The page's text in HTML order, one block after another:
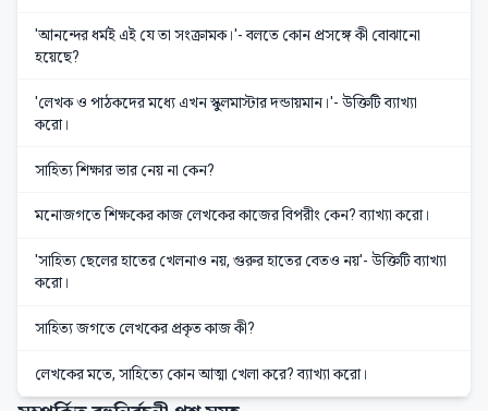
'আনন্দের ধর্মই এই যে তা সংক্রামক।'- বলতে কোন প্রসঙ্গে কী বোঝানো
হয়েছে?
'লেখক ও পাঠকদের মধ্যে এখন স্কুলমাস্টার দন্ডায়মান।'- উক্তিটি ব্যাখ্যা
করো।
সাহিত্য শিক্ষার ভার নেয় না কেন?
মনোজগতে শিক্ষকের কাজ লেখকের কাজের বিপরীং কেন? ব্যাখ্যা করো।
'সাহিত্য ছেলের হাতের খেলনাও নয়, গুরুর হাতের বেতও নয়'- উক্তিটি ব্যাখ্যা
করো।
সাহিত্য জগতে লেখকের প্রকৃত কাজ কী?
লেখকের মতে, সাহিত্যে কোন আত্মা খেলা করে? ব্যাখ্যা করো।